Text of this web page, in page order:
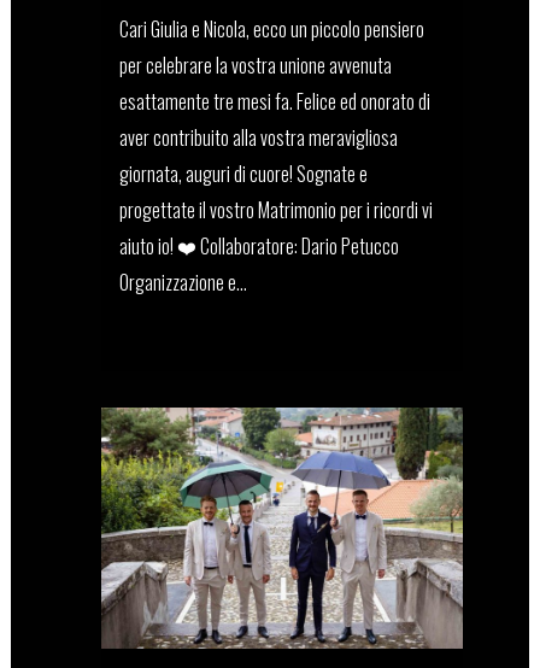
Cari Giulia e Nicola, ecco un piccolo pensiero
per celebrare la vostra unione avvenuta
esattamente tre mesi fa. Felice ed onorato di
aver contribuito alla vostra meravigliosa
giornata, auguri di cuore! Sognate e
progettate il vostro Matrimonio per i ricordi vi
aiuto io! ❤️ Collaboratore: Dario Petucco
Organizzazione e...